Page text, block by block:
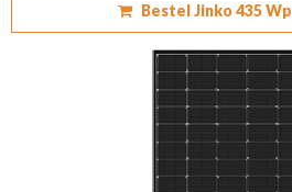
Bestel Jinko 435